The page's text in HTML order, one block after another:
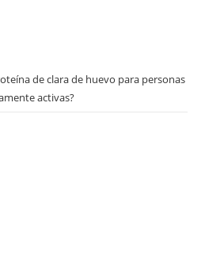
de clara de huevo para personas
activas?